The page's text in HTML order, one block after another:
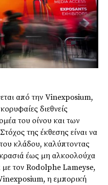
από την Vinexposium,
διεθνείς
του οίνου και των
της έκθεσης είναι να
του κλάδου, καλύπτοντας
έως μη αλκοολούχα
τον Rodolphe Lameyse,
η εμπορική